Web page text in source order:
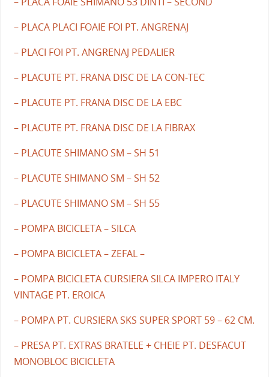
– PLACA PLACI FOAIE FOI PT. ANGRENAJ
– PLACI FOI PT. ANGRENAJ PEDALIER
– PLACUTE PT. FRANA DISC DE LA CON-TEC
– PLACUTE PT. FRANA DISC DE LA EBC
– PLACUTE PT. FRANA DISC DE LA FIBRAX
– PLACUTE SHIMANO SM – SH 51
– PLACUTE SHIMANO SM – SH 52
– PLACUTE SHIMANO SM – SH 55
– POMPA BICICLETA – SILCA
– POMPA BICICLETA – ZEFAL –
– POMPA BICICLETA CURSIERA SILCA IMPERO ITALY
VINTAGE PT. EROICA
– POMPA PT. CURSIERA SKS SUPER SPORT 59 – 62 CM.
– PRESA PT. EXTRAS BRATELE + CHEIE PT. DESFACUT
MONOBLOC BICICLETA